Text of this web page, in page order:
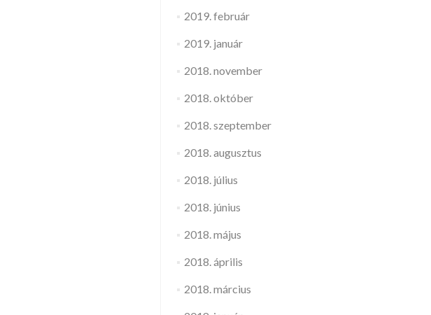
2019. február
2019. január
2018. november
2018. október
2018. szeptember
2018. augusztus
2018. július
2018. június
2018. május
2018. április
2018. március